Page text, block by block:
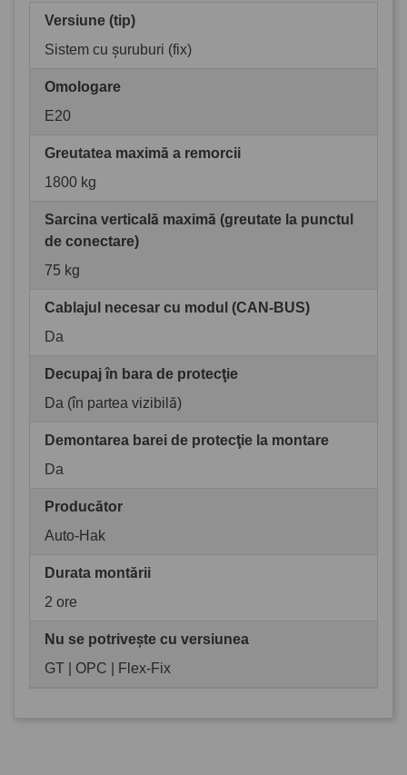
Versiune (tip)
Sistem cu șuruburi (fix)
Omologare
E20
Greutatea maximă a remorcii
1800 kg
Sarcina verticală maximă (greutate la punctul
de conectare)
75 kg
Cablajul necesar cu modul (CAN-BUS)
Da
Decupaj în bara de protecţie
Da (în partea vizibilă)
Demontarea barei de protecţie la montare
Da
Producător
Auto-Hak
Durata montării
2 ore
Nu se potrivește cu versiunea
GT | OPC | Flex-Fix